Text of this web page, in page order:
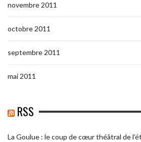
novembre 2011
octobre 2011
septembre 2011
mai 2011
RSS
La Goulue : le coup de cœur théâtral de